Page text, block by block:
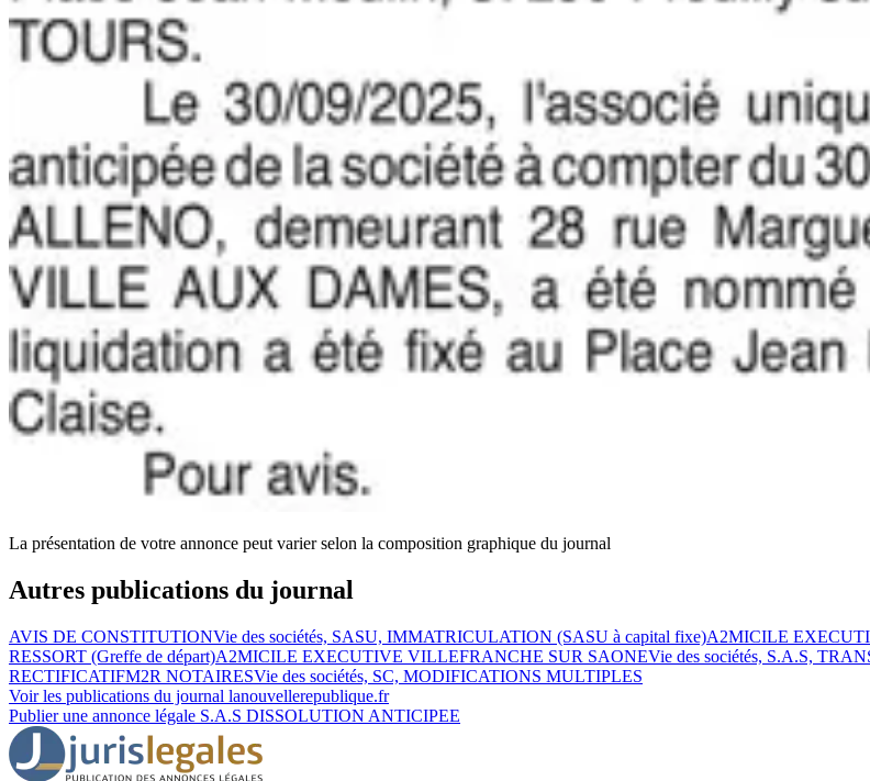
La présentation de votre annonce peut varier selon la composition graphique du journal
Autres publications du journal
AVIS DE CONSTITUTIONVie des sociétés, SASU, IMMATRICULATION (SASU à capital fixe)A2MICILE
RESSORT (Greffe de départ)A2MICILE EXECUTIVE VILLEFRANCHE SUR SAONEVie des sociétés, S.A.S,
RECTIFICATIFM2R NOTAIRESVie des sociétés, SC, MODIFICATIONS MULTIPLES
Voir les publications du journal lanouvellerepublique.fr
Publier une annonce légale S.A.S DISSOLUTION ANTICIPEE